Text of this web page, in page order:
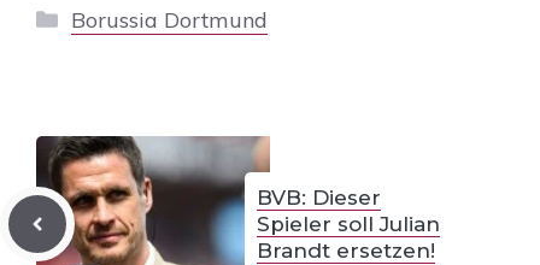
Kategorien
Borussia Dortmund
BVB: Dieser
Spieler soll Julian
Brandt ersetzen!